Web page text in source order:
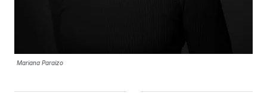
Mariana Paraizo